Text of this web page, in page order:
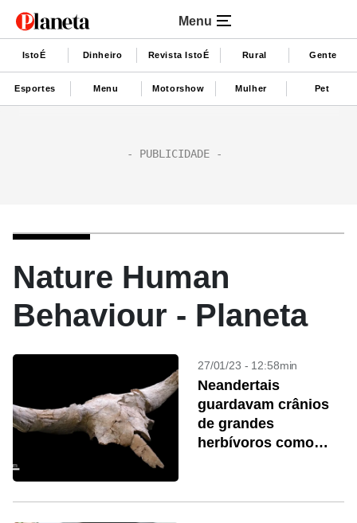
Menu
IstoÉ Dinheiro Revista IstoÉ Rural Gente
Esportes Menu Motorshow Mulher Pet
Nature Human
Behaviour - Planeta
27/01/23 - 12:58min
Neandertais
guardavam crânios
de grandes
herbívoros como